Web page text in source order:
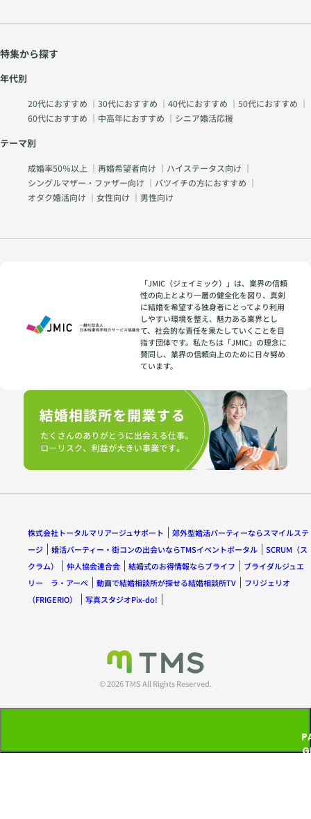
特集から探す
年代別
20代におすすめ ｜ 30代におすすめ ｜ 40代におすすめ ｜ 50代におすすめ ｜
60代におすすめ ｜ 中高年におすすめ ｜ シニア婚活応援
テーマ別
成婚率50％以上 ｜ 再婚希望者向け ｜ ハイステータス向け ｜
シングルマザー・ファザー向け ｜ バツイチの方におすすめ ｜
オタク婚活向け ｜ 女性向け ｜ 男性向け
「JMIC（ジェイミック）」は、業界の信頼
性の向上とより一層の健全化を図り、真剣
に結婚を希望する独身者にとってより利用
しやすい環境を整え、魅力ある業界とし
て、社会的な責任を果たしていくことを目
指す団体です。私たちは「JMIC」の理念に
賛同し、業界の信頼向上のために日々努め
ています。
株式会社トータルマリアージュサポート
郊外型婚活パーティーならスマイルステ
ージ
婚活パーティー・街コンの出会いならTMSイベントポータル
SCRUM（ス
クラム）
仲人協会連合会 結婚式のお得情報ならブライフ
ブライダルジュエ
リー ラ・アーペ
動画で結婚相談所が探せる結婚相談所TV
フリジェリオ
（FRIGERIO）
写真スタジオPix-do!
© 2026 TMS All Rights Reserved.